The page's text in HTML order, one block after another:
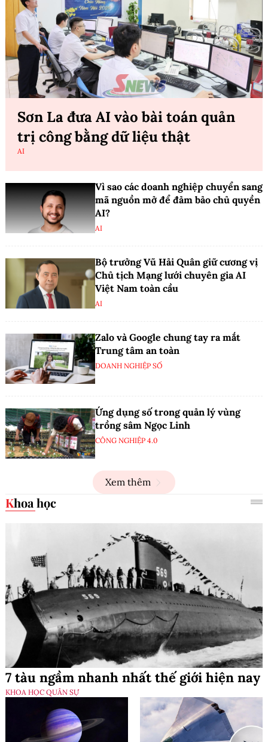
Sơn La đưa AI vào bài toán quản
trị công bằng dữ liệu thật
AI
Vì sao các doanh nghiệp chuyển sang
mã nguồn mở để đảm bảo chủ quyền
AI?
AI
Bộ trưởng Vũ Hải Quân giữ cương vị
Chủ tịch Mạng lưới chuyên gia AI
Việt Nam toàn cầu
AI
Zalo và Google chung tay ra mắt
Trung tâm an toàn
DOANH NGHIỆP SỐ
Ứng dụng số trong quản lý vùng
trồng sâm Ngọc Linh
CÔNG NGHIỆP 4.0
Xem thêm
Khoa học
7 tàu ngầm nhanh nhất thế giới hiện nay
KHOA HỌC QUÂN SỰ